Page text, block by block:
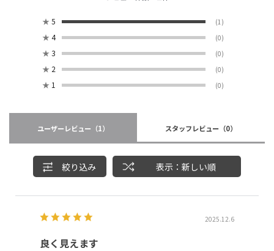
★ 5 (1)
★ 4 (0)
★ 3 (0)
★ 2 (0)
★ 1 (0)
ユーザーレビュー （1） スタッフレビュー （0）
絞り込み 表示：新しい順
2025.12.6
良く見えます